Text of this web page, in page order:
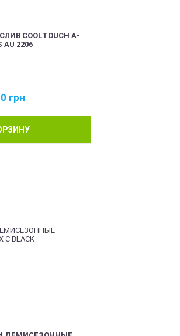
COOLTOUCH A-
AU 2206
грн